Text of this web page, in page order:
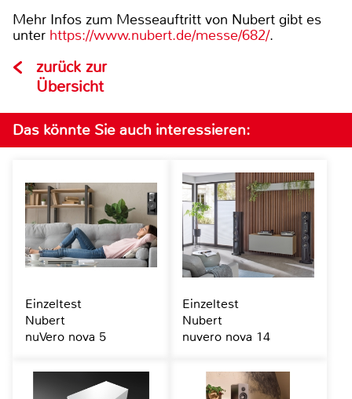
Mehr Infos zum Messeauftritt von Nubert gibt es
unter https://www.nubert.de/messe/682/.
zurück zur
Übersicht
Das könnte Sie auch interessieren:
Einzeltest
Nubert
nuVero nova 5
Einzeltest
Nubert
nuvero nova 14